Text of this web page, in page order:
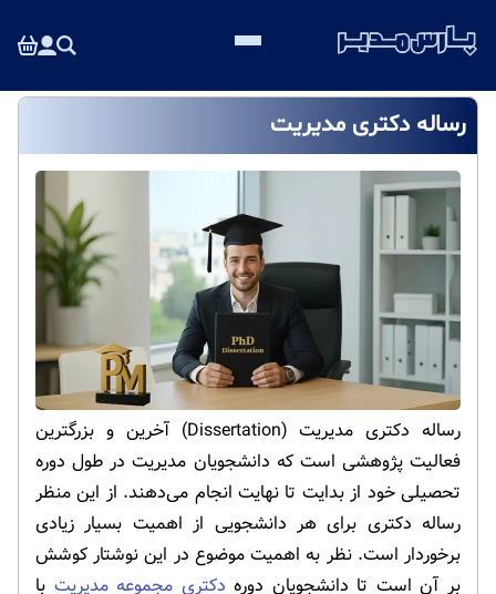
رساله دکتری مدیریت
رساله دکتری مدیریت (Dissertation) آخرین و بزرگترین
فعالیت پژوهشی است که دانشجویان مدیریت در طول دوره
تحصیلی خود از بدایت تا نهایت انجام می‌دهند. از این منظر
رساله دکتری برای هر دانشجویی از اهمیت بسیار زیادی
برخوردار است. نظر به اهمیت موضوع در این نوشتار کوشش
بر آن است تا دانشجویان دوره دکتری مجموعه مدیریت با